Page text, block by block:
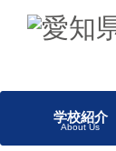
学校紹介
About Us